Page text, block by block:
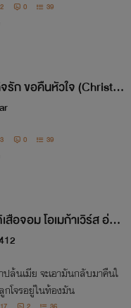
2 0 39
รัก ขอคืนหัวใจ (Christm
)🎄
3 0 39
สือจอม โอเมก้าเวิร์ส อ่าน
E-book)
ล้นเมีย จะเอามันกลับมาคืนใ
โจรอยู่ในท้องมัน